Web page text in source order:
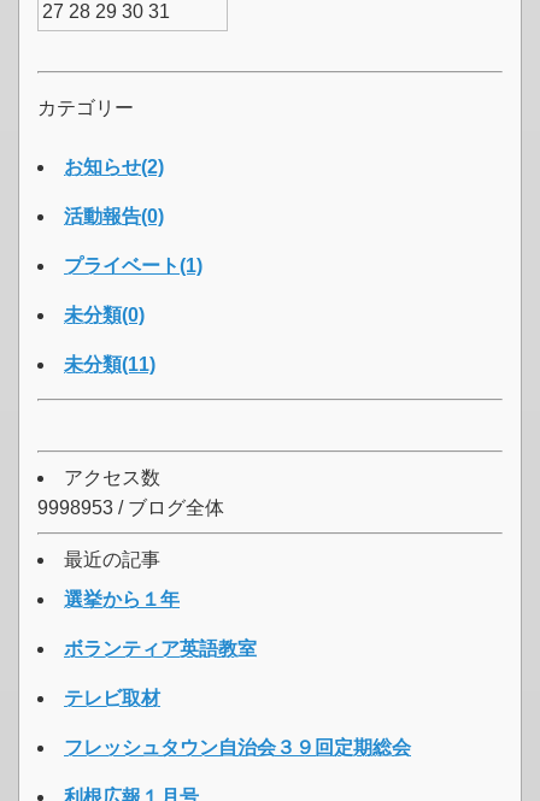
27 28 29 30 31
カテゴリー
お知らせ(2)
活動報告(0)
プライベート(1)
未分類(0)
未分類(11)
アクセス数
9998953 / ブログ全体
最近の記事
選挙から１年
ボランティア英語教室
テレビ取材
フレッシュタウン自治会３９回定期総会